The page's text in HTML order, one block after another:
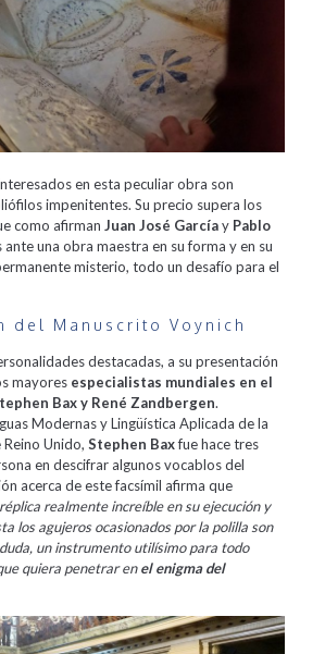
en esta peculiar obra son
impenitentes. Su precio supera los
como afirmanJuan José Garcíay Pablo
ante una obra maestra en su forma y en su
misterio, todo un desafío para el
del Manuscrito Voynich
destacadas, a su presentación
mayores especialistas mundiales en el
Bax y René Zandbergen.
Modernas y Lingüística Aplicada de la
Reino Unido,Stephen Baxfue hace tres
en descifrar algunos vocablos del
acerca de este facsímil afirma que
realmente increíble en su ejecución y
los agujeros ocasionados por la polilla son
un instrumento utilísimo para todo
quiera penetrar enel enigma del